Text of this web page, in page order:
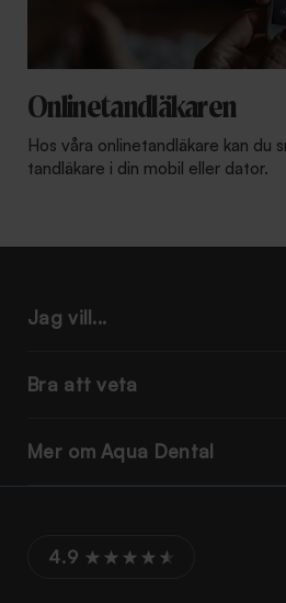
Onlinetandläkaren
Hos våra onlinetandläkare kan du
tandläkare i din mobil eller dator.
Jag vill...
Bra att veta
Mer om Aqua Dental
4.9